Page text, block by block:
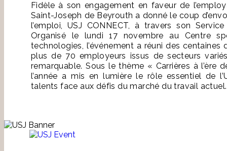
Fidèle à son engagement en faveur de
Saint-Joseph de Beyrouth a donné le coup
l’emploi, USJ CONNECT, à travers son
Organisé le lundi 17 novembre au Centre
technologies, l’événement a réuni des
plus de 70 employeurs issus de secteurs
remarquable. Sous le thème « Carrières à l’ère
l’année a mis en lumière le rôle essentiel de
talents face aux défis du marché du travail actuel.